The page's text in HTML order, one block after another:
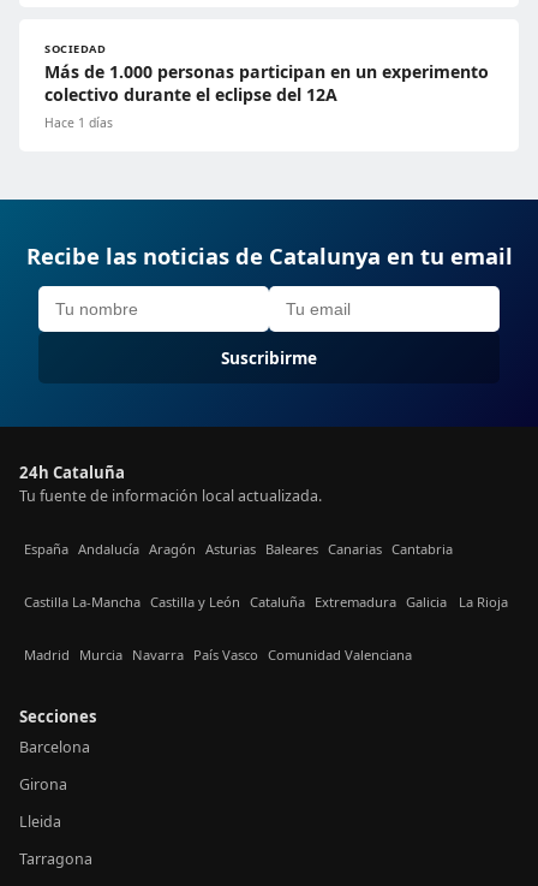
SOCIEDAD
Más de 1.000 personas participan en un experimento
colectivo durante el eclipse del 12A
Hace 1 días
Recibe las noticias de Catalunya en tu email
Suscribirme
24h Cataluña
Tu fuente de información local actualizada.
España Andalucía Aragón Asturias Baleares Canarias Cantabria
Castilla La-Mancha Castilla y León Cataluña Extremadura Galicia La Rioja
Madrid Murcia Navarra País Vasco Comunidad Valenciana
Secciones
Barcelona
Girona
Lleida
Tarragona